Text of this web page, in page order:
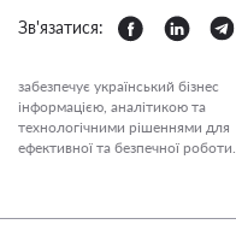
Зв'язатися:
забезпечує український бізнес
інформацією, аналітикою та
технологічними рішеннями для
ефективної та безпечної роботи.